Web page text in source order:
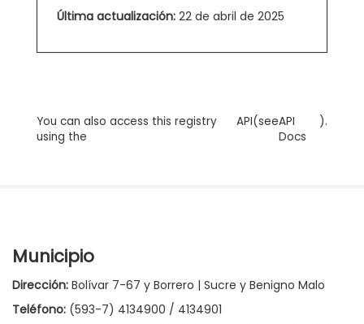
Última actualización: 22 de abril de 2025
You can also access this registry
using the
API(seeAPI
Docs
).
Municipio
Dirección: Bolívar 7-67 y Borrero | Sucre y Benigno Malo
Teléfono: (593-7) 4134900 / 4134901